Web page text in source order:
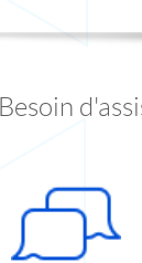
Besoin